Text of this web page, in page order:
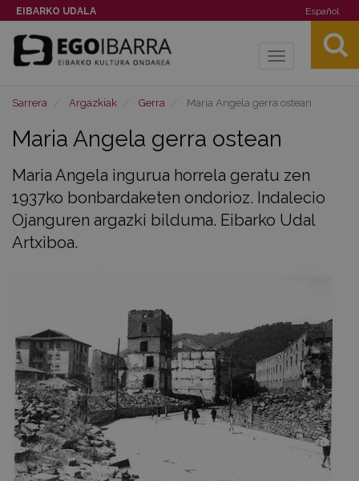
EIBARKO UDALA Español
Toggle
Sarrera Argazkiak Gerra Maria Angela gerra ostean
Maria Angela gerra ostean
Maria Angela ingurua horrela geratu zen
1937ko bonbardaketen ondorioz. Indalecio
Ojanguren argazki bilduma. Eibarko Udal
Artxiboa.